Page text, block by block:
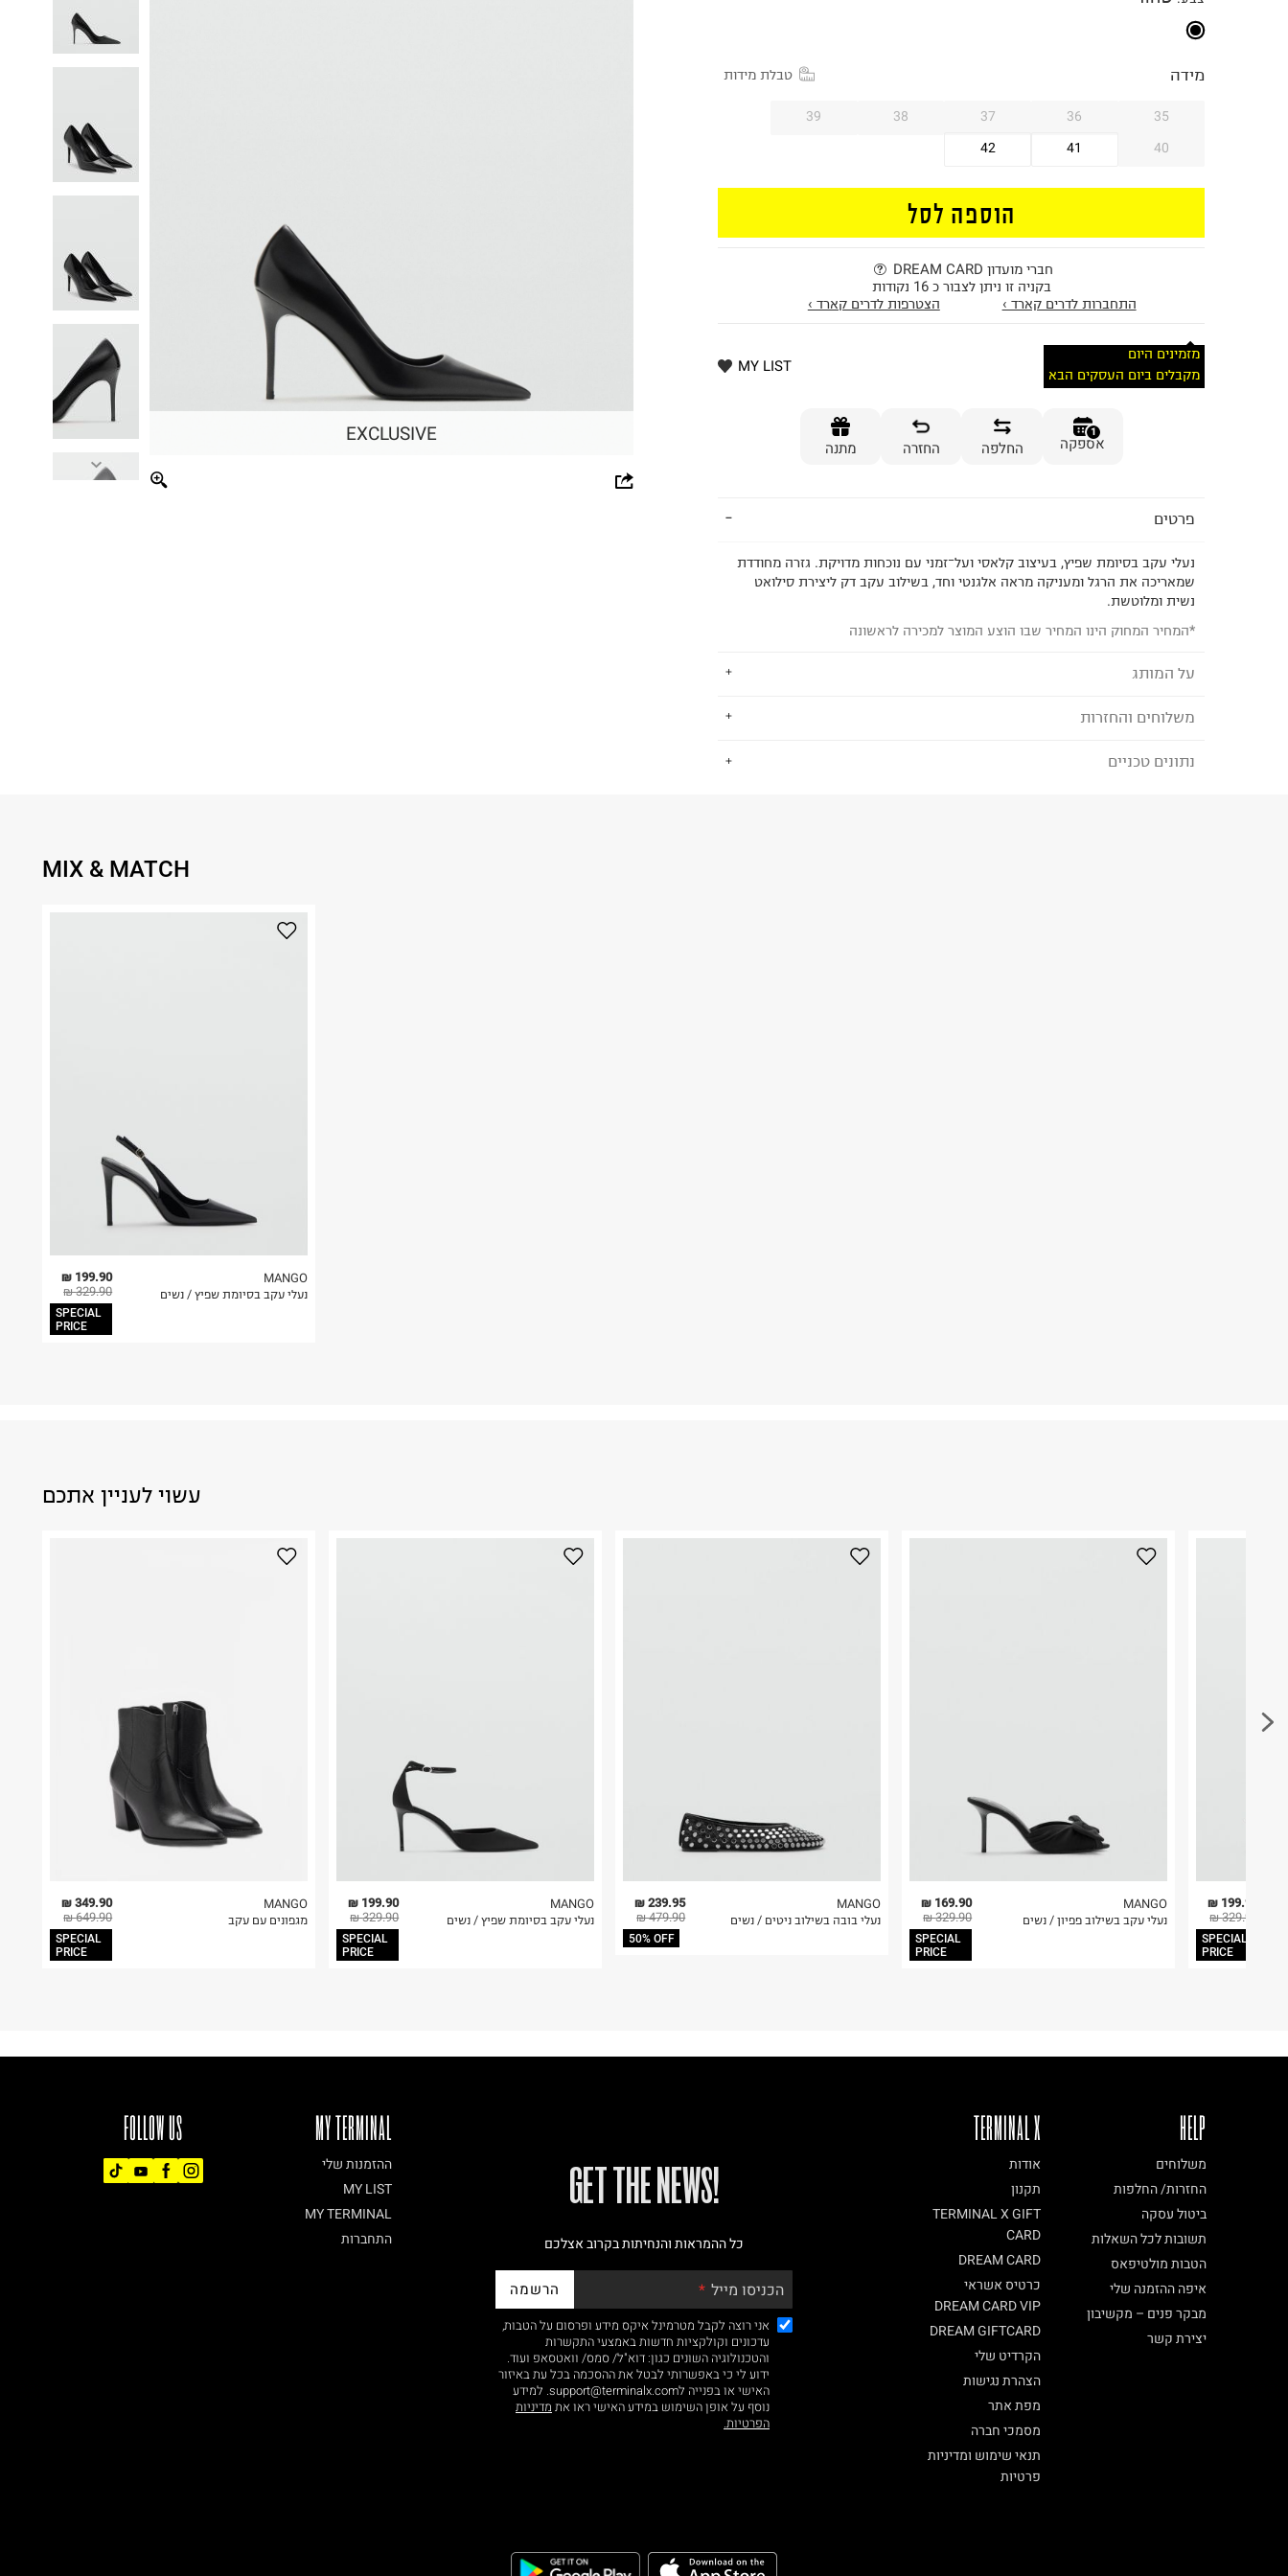
EXCLUSIVE
מידה טבלת מידות
35
36
37
38
39
40
41
42
הוספה לסל
חברי מועדון DREAM CARD
בקניה זו ניתן לצבור כ 16 נקודות
התחברות לדרים קארד ›
הצטרפות לדרים קארד ›
מזמינים היום
מקבלים ביום העסקים הבא
MY LIST
1
אספקה החלפה החזרה מתנה
פרטים
נעלי עקב בסיומת שפיץ, בעיצוב קלאסי ועל־זמני עם נוכחות מדויקת. גזרה מחודדת
שמאריכה את הרגל ומעניקה מראה אלגנטי וחד, בשילוב עקב דק ליצירת סילואט
נשית ומלוטשת.
*המחיר המחוק הינו המחיר שבו הוצע המוצר למכירה לראשונה
על המותג
MANGO - מנגו
משלוחים והחזרות
לבחירת בשיטת המשלוח המתאימה לכם,
נתונים טכניים
MIX & MATCH
199.90 ₪
329.90 ₪
SPECIAL
PRICE
MANGO
נעלי עקב בסיומת שפיץ / נשים
עשוי לעניין אתכם
349.90 ₪
649.90 ₪
SPECIAL
PRICE
MANGO
מגפונים עם עקב
199.90 ₪
329.90 ₪
SPECIAL
PRICE
MANGO
נעלי עקב בסיומת שפיץ / נשים
239.95 ₪
479.90 ₪
50% OFF
MANGO
נעלי בובה בשילוב ניטים / נשים
169.90 ₪
329.90 ₪
SPECIAL
PRICE
MANGO
נעלי עקב בשילוב פפיון / נשים
199.90 ₪
329.90 ₪
SPECIAL
PRICE
FOLLOW US MY TERMINAL
ההזמנות שלי
MY LIST
MY TERMINAL
התחברות
!GET THE NEWS
כל ההמראות והנחיתות בקרוב אצלכם
הכניסו מייל הרשמה
אני רוצה לקבל מטרמינל איקס מידע ופרסום על הטבות,
עדכונים וקולקציות חדשות באמצעי התקשרות
והטכנולוגיה השונים כגון: דוא"ל/ סמס/ וואטסאפ ועוד.
ידוע לי כי באפשרותי לבטל את ההסכמה בכל עת באיזור
האישי או בפנייה לsupport@terminalx.com. למידע
נוסף על אופן השימוש במידע האישי ראו את מדיניות
הפרטיות.
TERMINAL X
אודות
תקנון
TERMINAL X GIFT
CARD
DREAM CARD
כרטיס אשראי
DREAM CARD VIP
DREAM GIFTCARD
הקרדיט שלי
הצהרת נגישות
מפת אתר
מסמכי חברה
תנאי שימוש ומדיניות
פרטיות
HELP
משלוחים
החזרות/ החלפות
ביטול עסקה
תשובות לכל השאלות
הטבות מולטיפאס
איפה ההזמנה שלי
מבקר פנים – מקשיבון
יצירת קשר